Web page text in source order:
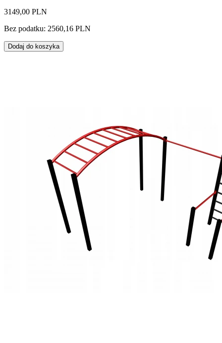
3149,00 PLN
Bez podatku: 2560,16 PLN
Dodaj do koszyka